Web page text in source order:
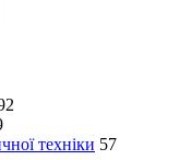
техніки 57